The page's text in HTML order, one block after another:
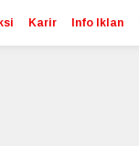
Karir Info Iklan